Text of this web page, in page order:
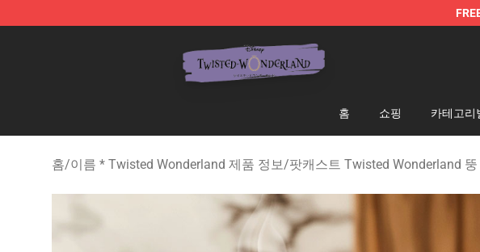
홈 쇼핑 카테고리
홈/이름 * Twisted Wonderland 제품 정보/팟캐스트 Twisted Wonderland 뚱